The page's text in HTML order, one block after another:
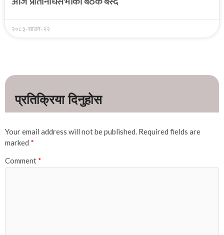
२०८३-साउन-२२
Your email address will not be published. Required fields are
marked *
Comment *